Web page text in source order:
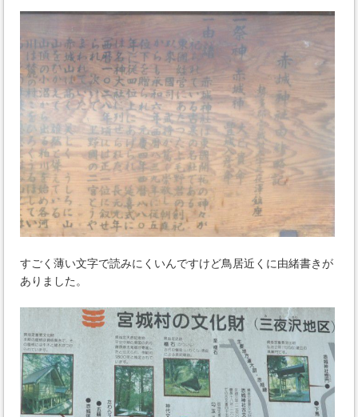
すごく薄い文字で読みにくいんですけど鳥居近くに由緒書きが
ありました。